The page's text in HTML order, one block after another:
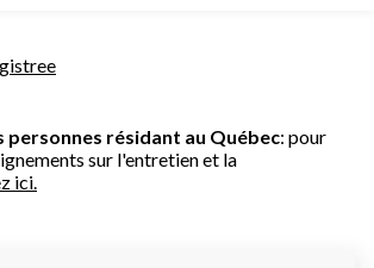
résidant au Québec: pour
sur l'entretien et la
ici.